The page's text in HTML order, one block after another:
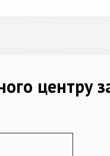
центру